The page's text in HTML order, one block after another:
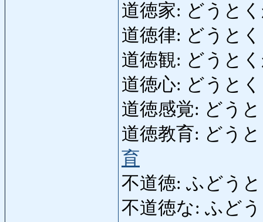
道徳家: どうと
道徳律: どうと
道徳観: どうと
道徳心: どうと
道徳感覚: どう
道徳教育: どう
育
不道徳: ふどう
不道徳な: ふど